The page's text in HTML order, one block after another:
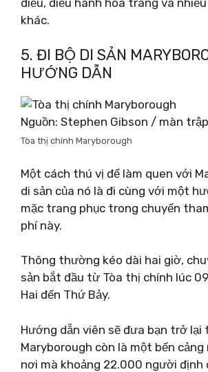
khác.
5. ĐI BỘ DI SẢN
HƯỚNG DẪN
Nguồn: Stephen Gibson / màn trập
Tòa thị chính Maryborough
Một cách thú vị để làm quen với
di sản của nó là đi cùng với một
mặc trang phục trong chuyến
phí này.
Thông thường kéo dài hai giờ,
sản bắt đầu từ Tòa thị chính lúc
Hai đến Thứ Bảy.
Hướng dẫn viên sẽ đưa bạn trở lại
Maryborough còn là một bến cảng
nơi mà khoảng 22.000 người định